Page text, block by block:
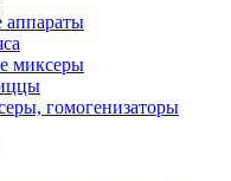
миксеры
гомогенизаторы